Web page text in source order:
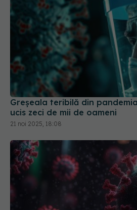
Greșeala teribilă din
ucis zeci de mii de oameni
21 noi 2025, 18:08